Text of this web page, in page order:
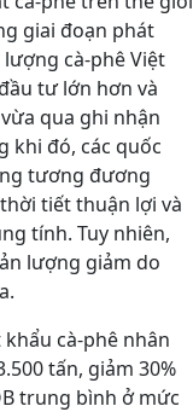
giai đoạn phát
lượng cà-phê Việt
tư lớn hơn và
qua ghi nhận
khi đó, các quốc
tương đương
tiết thuận lợi và
tính. Tuy nhiên,
lượng giảm do
cà-phê nhân
tấn, giảm 30%
trung bình ở mức